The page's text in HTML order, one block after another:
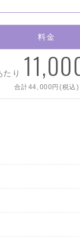
料金
たり
合計44,000円(税込)